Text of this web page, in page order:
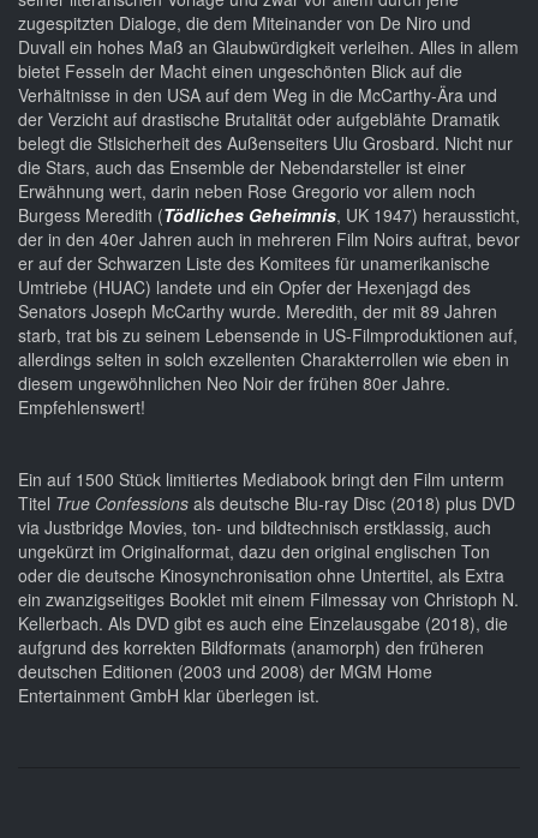
zugespitzten Dialoge, die dem Miteinander von De Niro und
Duvall ein hohes Maß an Glaubwürdigkeit verleihen. Alles in allem
bietet Fesseln der Macht einen ungeschönten Blick auf die
Verhältnisse in den USA auf dem Weg in die McCarthy-Ära und
der Verzicht auf drastische Brutalität oder aufgeblähte Dramatik
belegt die Stlsicherheit des Außenseiters Ulu Grosbard. Nicht nur
die Stars, auch das Ensemble der Nebendarsteller ist einer
Erwähnung wert, darin neben Rose Gregorio vor allem noch
Burgess Meredith (Tödliches Geheimnis, UK 1947) heraussticht,
der in den 40er Jahren auch in mehreren Film Noirs auftrat, bevor
er auf der Schwarzen Liste des Komitees für unamerikanische
Umtriebe (HUAC) landete und ein Opfer der Hexenjagd des
Senators Joseph McCarthy wurde. Meredith, der mit 89 Jahren
starb, trat bis zu seinem Lebensende in US-Filmproduktionen auf,
allerdings selten in solch exzellenten Charakterrollen wie eben in
diesem ungewöhnlichen Neo Noir der frühen 80er Jahre.
Empfehlenswert!
Ein auf 1500 Stück limitiertes Mediabook bringt den Film unterm
Titel True Confessions als deutsche Blu-ray Disc (2018) plus DVD
via Justbridge Movies, ton- und bildtechnisch erstklassig, auch
ungekürzt im Originalformat, dazu den original englischen Ton
oder die deutsche Kinosynchronisation ohne Untertitel, als Extra
ein zwanzigseitiges Booklet mit einem Filmessay von Christoph N.
Kellerbach. Als DVD gibt es auch eine Einzelausgabe (2018), die
aufgrund des korrekten Bildformats (anamorph) den früheren
deutschen Editionen (2003 und 2008) der MGM Home
Entertainment GmbH klar überlegen ist.